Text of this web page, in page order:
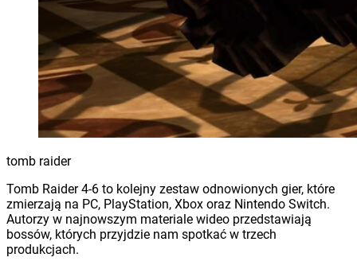
tomb raider
Tomb Raider 4-6 to kolejny zestaw odnowionych gier, które
zmierzają na PC, PlayStation, Xbox oraz Nintendo Switch.
Autorzy w najnowszym materiale wideo przedstawiają
bossów, których przyjdzie nam spotkać w trzech
produkcjach.